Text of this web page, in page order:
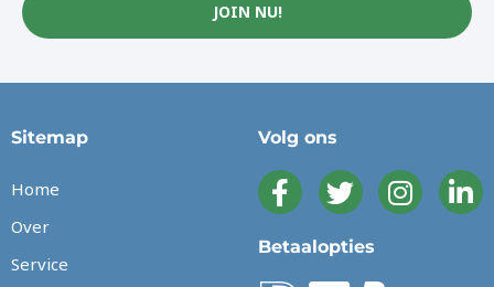
JOIN NU!
Sitemap
Home
Over
Service
Volg ons
Betaalopties